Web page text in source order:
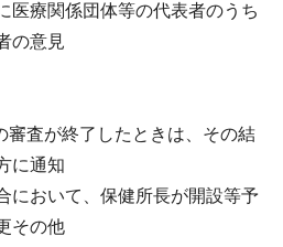
医療関係団体等の代表者のうち
の意見
審査が終了したときは、その結
に通知
において、保健所長が開設等予
その他